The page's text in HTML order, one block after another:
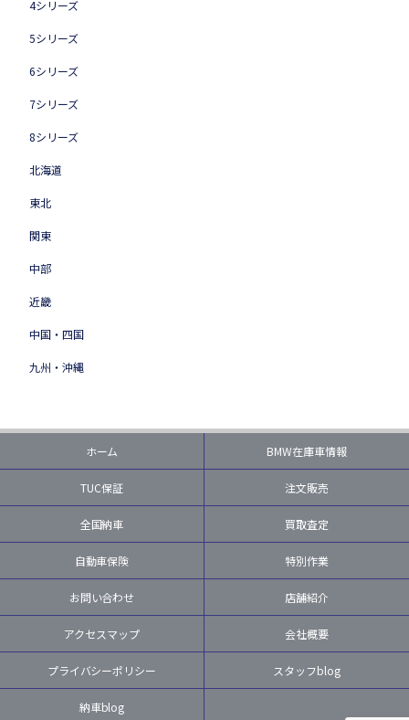
4シリーズ
5シリーズ
6シリーズ
7シリーズ
8シリーズ
北海道
東北
関東
中部
近畿
中国・四国
九州・沖縄
ホーム BMW在庫車情報
TUC保証 注文販売
全国納車 買取査定
自動車保険 特別作業
お問い合わせ 店舗紹介
アクセスマップ 会社概要
プライバシーポリシー スタッフblog
納車blog